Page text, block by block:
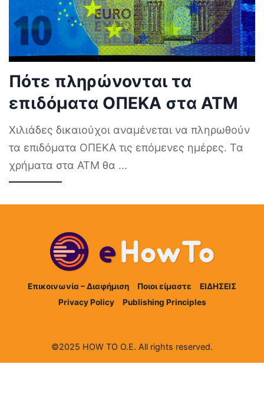
Πότε πληρώνονται τα
επιδόματα ΟΠΕΚΑ στα ΑΤΜ
Χιλιάδες δικαιούχοι αναμένεται να πληρωθούν
τα επιδόματα ΟΠΕΚΑ τις επόμενες ημέρες. Τα
χρήματα στα ΑΤΜ θα ...
Επικοινωνία – Διαφήμιση Ποιοι είμαστε
ΕΙΔΗΣΕΙΣ
Privacy Policy
Publishing Principles
©2025 HOW TO Ο.Ε. All rights reserved.